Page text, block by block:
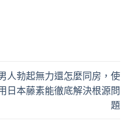
人勃起無力還怎麼同房，使
日本藤素能徹底解決根源問
題